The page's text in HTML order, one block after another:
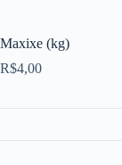
Maxixe (kg)
R$4,00